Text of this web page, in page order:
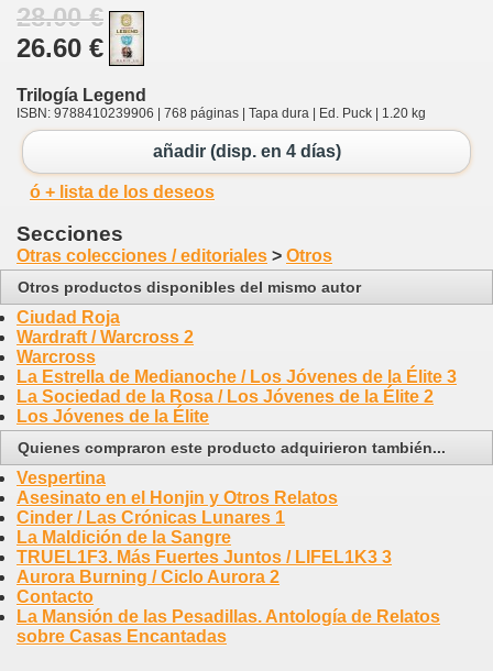
28.00 €
26.60 €
Trilogía Legend
ISBN: 9788410239906 | 768 páginas | Tapa dura | Ed. Puck | 1.20 kg
añadir (disp. en 4 días)
ó + lista de los deseos
Secciones
Otras colecciones / editoriales > Otros
Otros productos disponibles del mismo autor
Ciudad Roja
Wardraft / Warcross 2
Warcross
La Estrella de Medianoche / Los Jóvenes de la Élite 3
La Sociedad de la Rosa / Los Jóvenes de la Élite 2
Los Jóvenes de la Élite
Quienes compraron este producto adquirieron también...
Vespertina
Asesinato en el Honjin y Otros Relatos
Cinder / Las Crónicas Lunares 1
La Maldición de la Sangre
TRUEL1F3. Más Fuertes Juntos / LIFEL1K3 3
Aurora Burning / Ciclo Aurora 2
Contacto
La Mansión de las Pesadillas. Antología de Relatos
sobre Casas Encantadas